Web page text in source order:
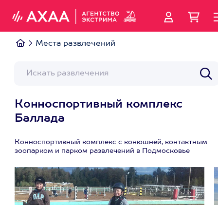
Места развлечений
Конноспортивный комплекс
Баллада
Конноспортивный комплекс с конюшней, контактным
зоопарком и парком развлечений в Подмосковье